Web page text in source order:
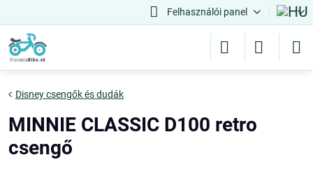
Felhasználói panel
Disney csengők és dudák
MINNIE CLASSIC D100 retro
csengő